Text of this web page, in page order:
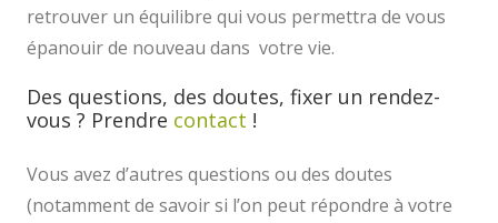
retrouver un équilibre qui vous permettra de vous
épanouir de nouveau dans votre vie.
Des questions, des doutes, fixer un rendez-
vous ? Prendre contact !
Vous avez d’autres questions ou des doutes
(notamment de savoir si l’on peut répondre à votre